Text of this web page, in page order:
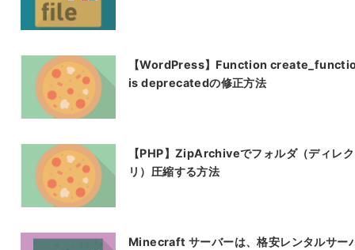
【WordPress】Function
is deprecatedの修正方法
【PHP】ZipArchiveでフォルダ（ディレ
リ）圧縮する方法
Minecraft サーバーは、格安レンタルサー